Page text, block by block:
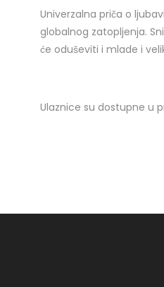
Univerzalna priča o
globalnog zatopljenja.
će oduševiti i mlade i
Ulaznice su dostupne u